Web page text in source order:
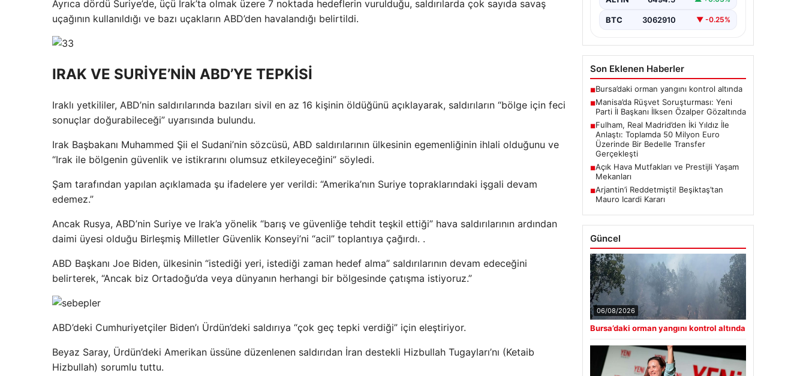
Ayrıca dördü Suriye’de, üçü Irak’ta olmak üzere 7 noktada hedeflerin vurulduğu, saldırılarda çok sayıda savaş
uçağının kullanıldığı ve bazı uçakların ABD’den havalandığı belirtildi.
IRAK VE SURİYE’NİN ABD’YE TEPKİSİ
Iraklı yetkililer, ABD’nin saldırılarında bazıları sivil en az 16 kişinin öldüğünü açıklayarak, saldırıların “bölge için feci
sonuçlar doğurabileceği” uyarısında bulundu.
Irak Başbakanı Muhammed Şii el Sudani’nin sözcüsü, ABD saldırılarının ülkesinin egemenliğinin ihlali olduğunu ve
“Irak ile bölgenin güvenlik ve istikrarını olumsuz etkileyeceğini” söyledi.
Şam tarafından yapılan açıklamada şu ifadelere yer verildi: “Amerika’nın Suriye topraklarındaki işgali devam
edemez.”
Ancak Rusya, ABD’nin Suriye ve Irak’a yönelik “barış ve güvenliğe tehdit teşkil ettiği” hava saldırılarının ardından
daimi üyesi olduğu Birleşmiş Milletler Güvenlik Konseyi’ni “acil” toplantıya çağırdı. .
ABD Başkanı Joe Biden, ülkesinin “istediği yeri, istediği zaman hedef alma” saldırılarının devam edeceğini
belirterek, “Ancak biz Ortadoğu’da veya dünyanın herhangi bir bölgesinde çatışma istiyoruz.”
ABD’deki Cumhuriyetçiler Biden’ı Ürdün’deki saldırıya “çok geç tepki verdiği” için eleştiriyor.
Beyaz Saray, Ürdün’deki Amerikan üssüne düzenlenen saldırıdan İran destekli Hizbullah Tugayları’nı (Ketaib
Hizbullah) sorumlu tuttu.
de gözaltına…
BTC 3062910 ▼ -0.25%
Son Eklenen Haberler
■Bursa’daki orman yangını kontrol altında
■Manisa’da Rüşvet Soruşturması: Yeni
Parti İl Başkanı İlksen Özalper Gözaltında
■Fulham, Real Madrid’den İki Yıldız İle
Anlaştı: Toplamda 50 Milyon Euro
Üzerinde Bir Bedelle Transfer
Gerçekleşti
■Açık Hava Mutfakları ve Prestijli Yaşam
Mekanları
■Arjantin’i Reddetmişti! Beşiktaş’tan
Mauro Icardi Kararı
Güncel
06/08/2026
Bursa’daki orman yangını kontrol altında